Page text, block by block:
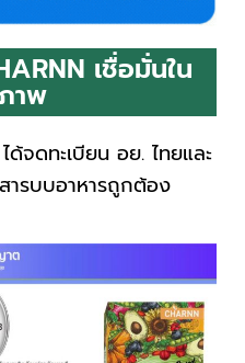
เชื่อมั่นใน
าพ
จดทะเบียน อย. ไทยและ
ารบบอาหารถูกต้อง